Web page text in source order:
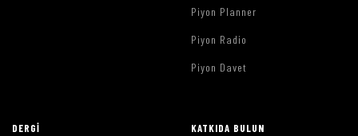
Piyon Planner
Piyon Radio
Piyon Davet
DERGI KATKIDA BULUN